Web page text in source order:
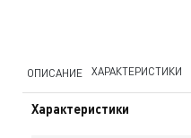
ОПИСАНИЕ ХАРАКТЕРИСТИКИ
Характеристики